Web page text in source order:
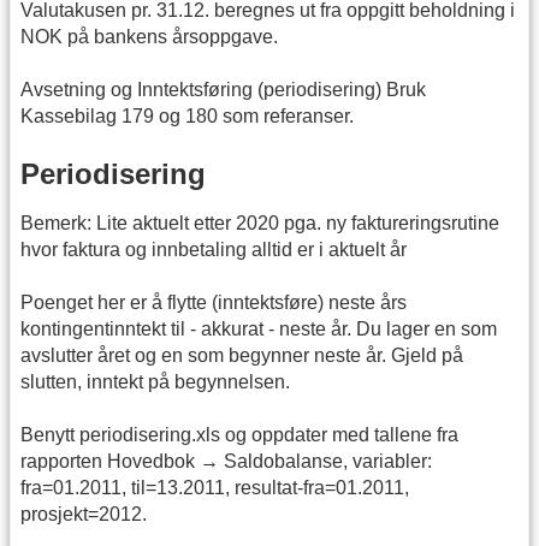
Valutakusen pr. 31.12. beregnes ut fra oppgitt beholdning i
NOK på bankens årsoppgave.
Avsetning og Inntektsføring (periodisering) Bruk
Kassebilag 179 og 180 som referanser.
Periodisering
Bemerk: Lite aktuelt etter 2020 pga. ny faktureringsrutine
hvor faktura og innbetaling alltid er i aktuelt år
Poenget her er å flytte (inntektsføre) neste års
kontingentinntekt til - akkurat - neste år. Du lager en som
avslutter året og en som begynner neste år. Gjeld på
slutten, inntekt på begynnelsen.
Benytt periodisering.xls og oppdater med tallene fra
rapporten Hovedbok → Saldobalanse, variabler:
fra=01.2011, til=13.2011, resultat-fra=01.2011,
prosjekt=2012.